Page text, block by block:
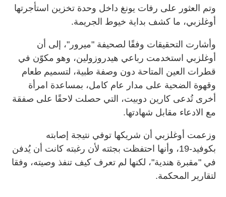
وتم العثور على رفات يونغ داخل وحدة تخزين استأجرتها
أوغلزبي، ما كشف بداية خيوط الجريمة.
وأشارت التحقيقات وفقًا لصحيفة "ميرور"، إلى أن
أوغلزبي استخدمت رباعي هيدروزولين، وهو مكوّن في
قطرات العين المتاحة دون وصفة طبية، لتسميم طعام
وقهوة الضحية على مدار عام كامل، بمساعدة امرأة
أخرى تُدعى كارين دوبيت، التي حصلت لاحقًا على صفقة
مع الادعاء مقابل شهادتها.
وزعمت أوغلزبي أن شريكها توفي نتيجة إصابته
بكوفيد-19، وأنها احتفظت بجثته لأن رغبته كانت أن يُدفن
في "مقبرة هندية"، لكنها لم تعرف كيف تنفذ وصيته، وفقا
لتقارير المحكمة.